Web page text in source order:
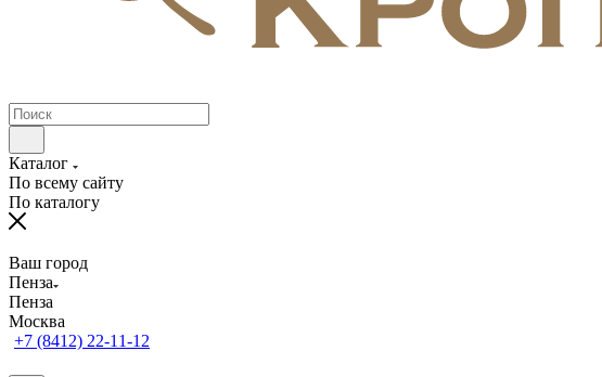
Каталог
По всему сайту
По каталогу
Ваш город
Пенза
Пенза
Москва
+7 (8412) 22-11-12